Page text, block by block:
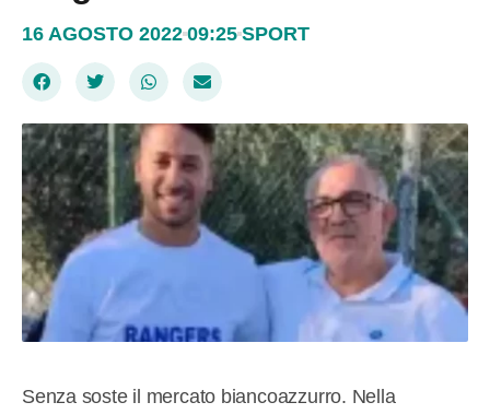
16 AGOSTO 2022 09:25 SPORT
Senza soste il mercato biancoazzurro. Nella